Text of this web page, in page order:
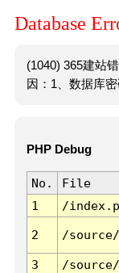
Database
(1040) 365建站
因：1、数据库
PHP Debug
No. File
1
/
2 /
3 /